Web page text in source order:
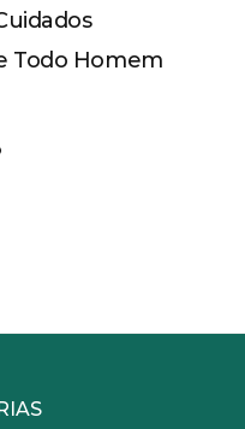
Todo Homem